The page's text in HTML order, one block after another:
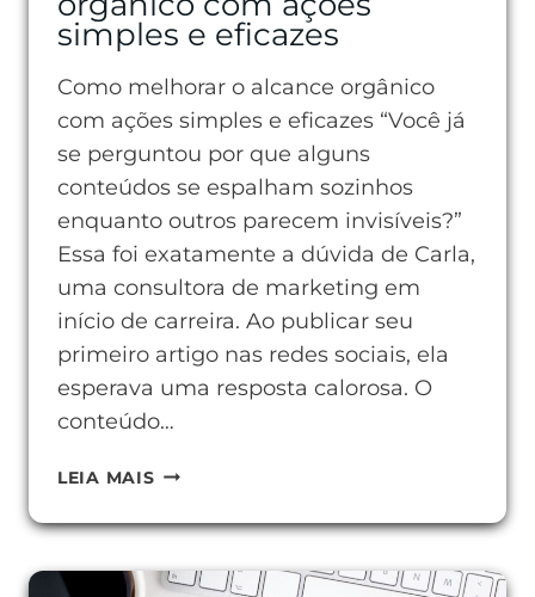
simples e eficazes
Como melhorar o alcance orgânico
com ações simples e eficazes “Você já
se perguntou por que alguns
conteúdos se espalham sozinhos
enquanto outros parecem invisíveis?”
Essa foi exatamente a dúvida de Carla,
uma consultora de marketing em
início de carreira. Ao publicar seu
primeiro artigo nas redes sociais, ela
esperava uma resposta calorosa. O
conteúdo…
LEIA MAISCOMO
ALCANCE